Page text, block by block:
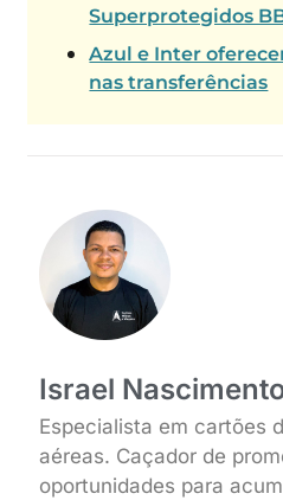
Superprotegidos
Azul e Inter
nas transferências
Israel
Especialista em cartões
aéreas. Caçador de
oportunidades para